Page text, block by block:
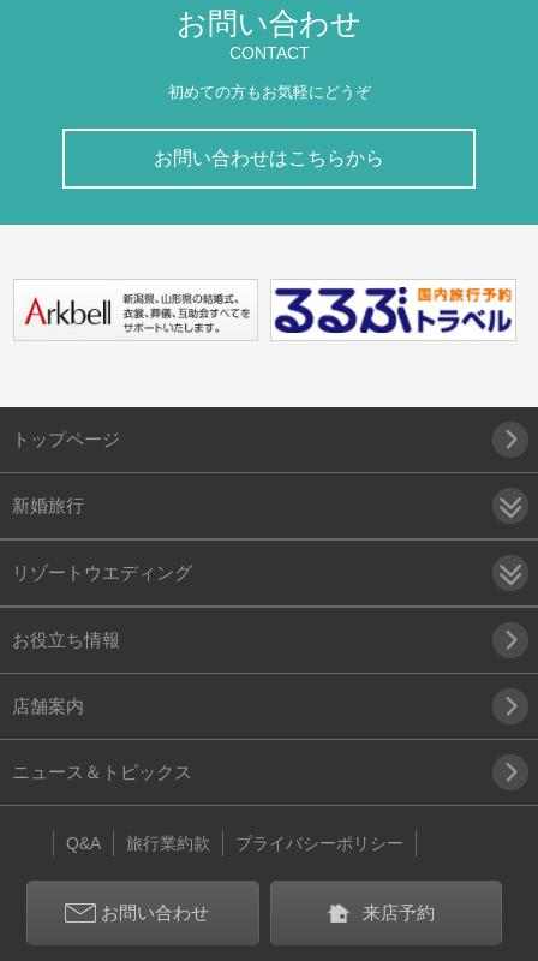
お問い合わせ
CONTACT
初めての方もお気軽にどうぞ
お問い合わせはこちらから
トップページ
新婚旅行
リゾートウエディング
お役立ち情報
店舗案内
ニュース＆トピックス
Q&A 旅行業約款 プライバシーポリシー
お問い合わせ 来店予約